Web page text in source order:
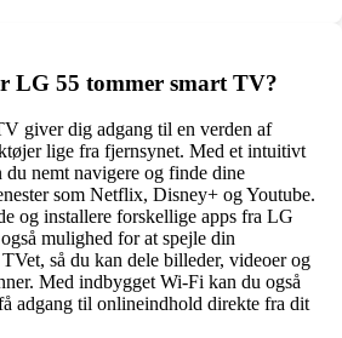
LG 55 tommer smart TV?
giver dig adgang til en verden af
lige fra fjernsynet. Med et intuitivt
nemt navigere og finde dine
som Netflix, Disney+ og Youtube.
og installere forskellige apps fra LG
mulighed for at spejle din
så du kan dele billeder, videoer og
Med indbygget Wi-Fi kan du også
adgang til onlineindhold direkte fra dit